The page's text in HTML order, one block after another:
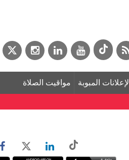
الإعلانات المبوبة مواقيت الصلاة